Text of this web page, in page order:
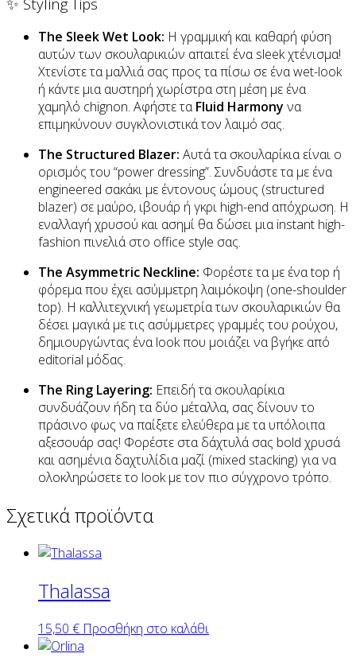
The Sleek Wet Look: Η γραμμική και καθαρή φύση
αυτών των σκουλαρικιών απαιτεί ένα sleek χτένισμα!
Χτενίστε τα μαλλιά σας προς τα πίσω σε ένα wet-look
ή κάντε μια αυστηρή χωρίστρα στη μέση με ένα
χαμηλό chignon. Αφήστε ταFluid Harmony να
επιμηκύνουν συγκλονιστικά τον λαιμό σας.
The Structured Blazer: Αυτά τα σκουλαρίκια είναι ο
ορισμός του “power dressing”. Συνδυάστε τα με ένα
engineered σακάκι με έντονους ώμους (structured
blazer) σε μαύρο, ιβουάρ ή γκρι high-end απόχρωση. Η
εναλλαγή χρυσού και ασημί θα δώσει μια instant high-
fashion πινελιά στο office style σας.
The Asymmetric Neckline: Φορέστε τα με ένα top ή
φόρεμα που έχει ασύμμετρη λαιμόκοψη (one-shoulder
top). Η καλλιτεχνική γεωμετρία των σκουλαρικιών θα
δέσει μαγικά με τις ασύμμετρες γραμμές του ρούχου,
δημιουργώντας ένα look που μοιάζει να βγήκε από
editorial μόδας.
The Ring Layering: Επειδή τα σκουλαρίκια
συνδυάζουν ήδη τα δύο μέταλλα, σας δίνουν το
πράσινο φως να παίξετε ελεύθερα με τα υπόλοιπα
αξεσουάρ σας! Φορέστε στα δάχτυλά σας bold χρυσά
και ασημένια δαχτυλίδια μαζί (mixed stacking) για να
ολοκληρώσετε το look με τον πιο σύγχρονο τρόπο.
Σχετικά προϊόντα
Thalassa
15,50 € Προσθήκη στο καλάθι